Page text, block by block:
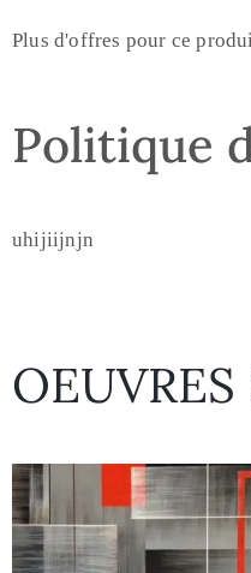
Plus d'offres pour ce
Politique
uhijiijnjn